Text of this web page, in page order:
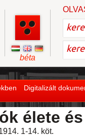
Digitalizált
béta
élete
1-14. köt.